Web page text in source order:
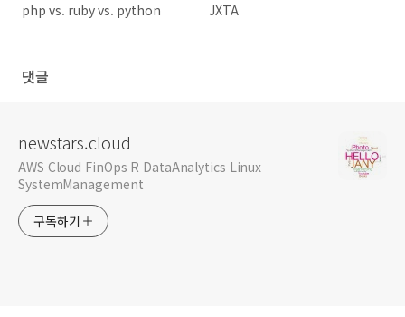
php vs. ruby vs. python JXTA
댓글
newstars.cloud
AWS Cloud FinOps R DataAnalytics Linux
SystemManagement
구독하기